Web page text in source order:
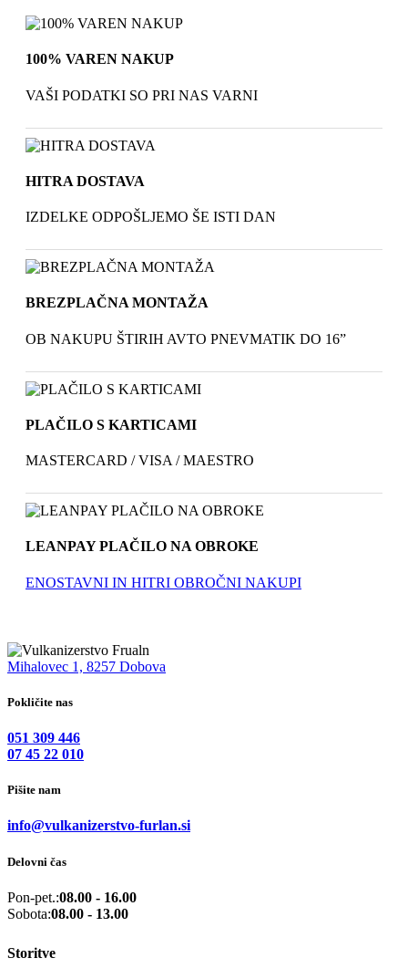
100% VAREN NAKUP
VAŠI PODATKI SO PRI NAS VARNI
HITRA DOSTAVA
IZDELKE ODPOŠLJEMO ŠE ISTI DAN
BREZPLAČNA MONTAŽA
OB NAKUPU ŠTIRIH AVTO PNEVMATIK DO 16”
PLAČILO S KARTICAMI
MASTERCARD / VISA / MAESTRO
LEANPAY PLAČILO NA OBROKE
ENOSTAVNI IN HITRI OBROČNI NAKUPI
Mihalovec 1, 8257 Dobova
Pokličite nas
051 309 446
07 45 22 010
Pišite nam
info@vulkanizerstvo-furlan.si
Delovni čas
Pon-pet.:08.00 - 16.00
Sobota:08.00 - 13.00
Storitve